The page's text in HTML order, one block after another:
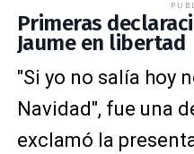
Primeras
Jaume en libertad
"Si yo no salía hoy
Navidad", fue una
exclamó la